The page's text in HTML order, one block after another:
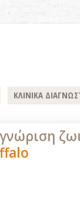
ΚΛΙΝΙΚΑ